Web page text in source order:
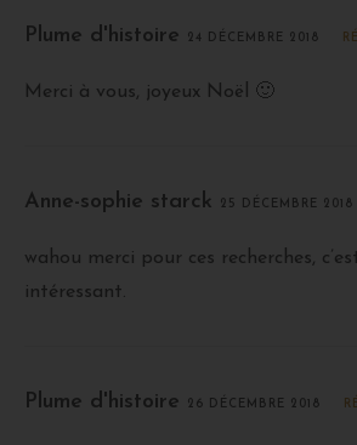
Plume d'histoire 24 DÉCEMBRE 2018
Merci à vous, joyeux Noël 🙂
Anne-sophie starck 25 DÉCEMBRE 2018
wahou merci pour ces recherches,
intéressant.
Plume d'histoire 26 DÉCEMBRE 2018